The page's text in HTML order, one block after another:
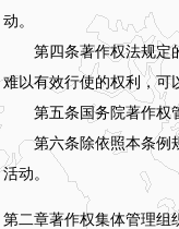
动。
第四条著作权法规定的
难以有效行使的权利，可
第五条国务院著作权管
第六条除依照本条例规
活动。
第二章著作权集体管理组